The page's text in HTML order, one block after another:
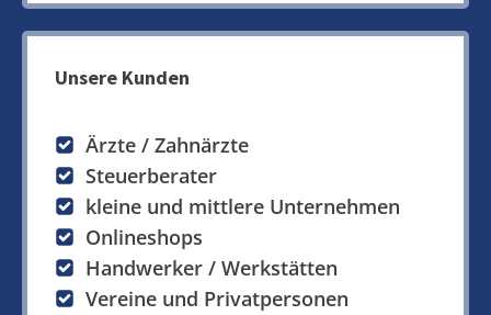
Unsere Kunden
Ärzte / Zahnärzte
Steuerberater
kleine und mittlere Unternehmen
Onlineshops
Handwerker / Werkstätten
Vereine und Privatpersonen